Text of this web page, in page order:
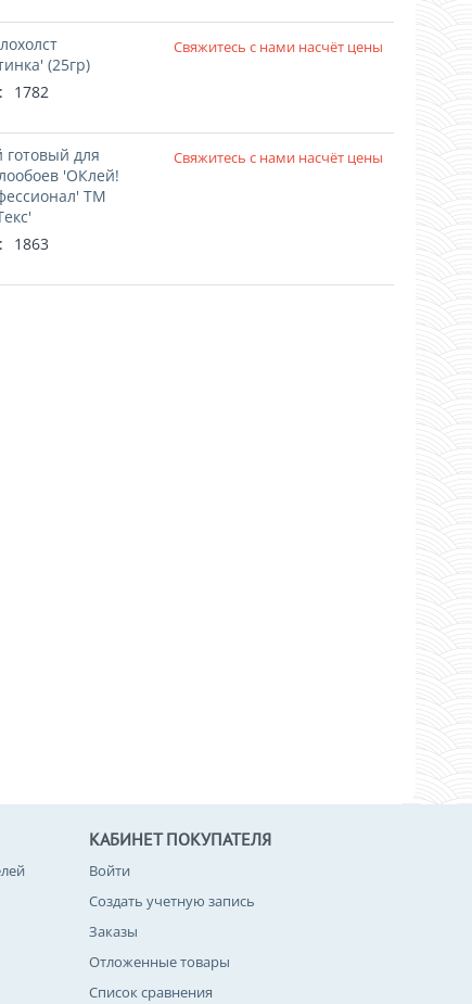
(25гр)
1782
Свяжитесь с нами насчёт цены
готовый для
'ОКлей!
ТМ
1863
Свяжитесь с нами насчёт цены
КАБИНЕТ ПОКУПАТЕЛЯ
Войти
Создать учетную запись
Заказы
Отложенные товары
Список сравнения